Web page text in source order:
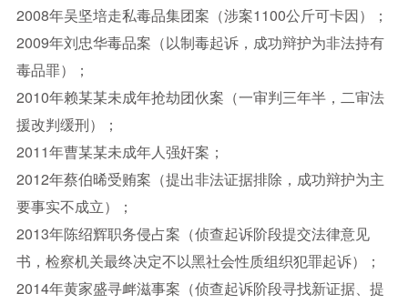
2008年吴坚培走私毒品集团案（涉案1100公斤可卡因）；
2009年刘忠华毒品案（以制毒起诉，成功辩护为非法持有
毒品罪）；
2010年赖某某未成年抢劫团伙案（一审判三年半，二审法
援改判缓刑）；
2011年曹某某未成年人强奸案；
2012年蔡伯晞受贿案（提出非法证据排除，成功辩护为主
要事实不成立）；
2013年陈绍辉职务侵占案（侦查起诉阶段提交法律意见
书，检察机关最终决定不以黑社会性质组织犯罪起诉）；
2014年黄家盛寻衅滋事案（侦查起诉阶段寻找新证据、提